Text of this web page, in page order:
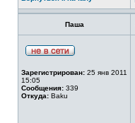
Паша
Зарегистрирован: 25 янв 2011
15:05
Сообщения: 339
Откуда: Baku